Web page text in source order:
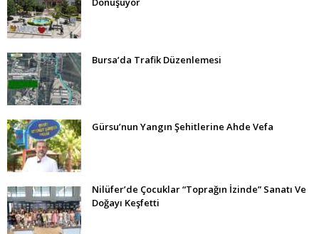
Bursa’da Trafik Düzenlemesi
Gürsu’nun Yangın Şehitlerine Ahde Vefa
Nilüfer’de Çocuklar “Toprağın İzinde” Sanatı Ve
Doğayı Keşfetti